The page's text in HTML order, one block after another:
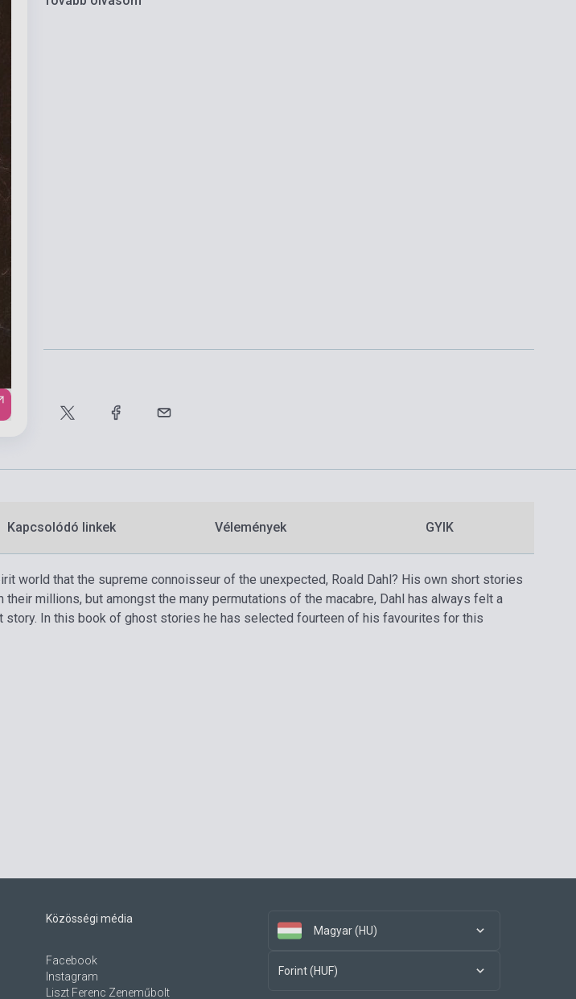
Kapcsolódó linkek Vélemények GYIK
world that the supreme connoisseur of the unexpected, Roald Dahl? His own short stories
millions, but amongst the many permutations of the macabre, Dahl has always felt a
In this book of ghost stories he has selected fourteen of his favourites for this
Közösségi média
Facebook
Instagram
Liszt Ferenc Zeneműbolt
Magyar (HU)
Forint (HUF)